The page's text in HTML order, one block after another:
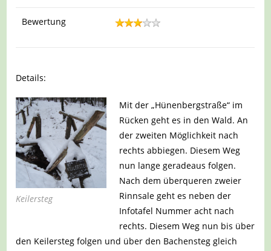
Bewertung
Details:
Keilersteg
Mit der „Hünenbergstraße“ im
Rücken geht es in den Wald. An
der zweiten Möglichkeit nach
rechts abbiegen. Diesem Weg
nun lange geradeaus folgen.
Nach dem überqueren zweier
Rinnsale geht es neben der
Infotafel Nummer acht nach
rechts. Diesem Weg nun bis über
den Keilersteg folgen und über den Bachensteg gleich